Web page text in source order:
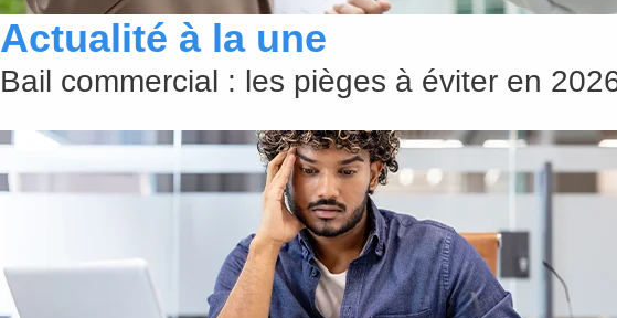
Actualité à la une
Bail commercial : les pièges à éviter en